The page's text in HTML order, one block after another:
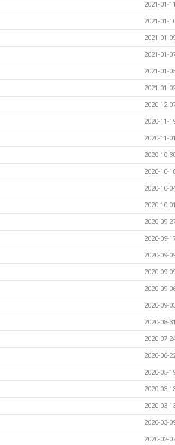
2021-01-
2021-01-
2021-01-
2021-01-
2021-01-
2021-01-
2020-12-
2020-11-
2020-11-
2020-10-
2020-10-
2020-10-
2020-10-
2020-09-
2020-09-
2020-09-
2020-09-
2020-09-
2020-09-
2020-08-
2020-07-
2020-06-
2020-05-
2020-03-
2020-03-
2020-03-
2020-02-